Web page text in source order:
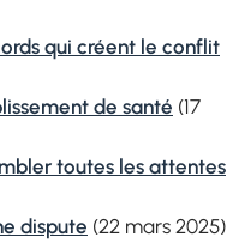
qui créent le conflit
de santé (17
toutes les attentes
dispute (22 mars 2025)